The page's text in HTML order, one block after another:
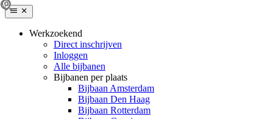
Werkzoekend
Direct inschrijven
Inloggen
Alle bijbanen
Bijbanen per plaats
Bijbaan Amsterdam
Bijbaan Den Haag
Bijbaan Rotterdam